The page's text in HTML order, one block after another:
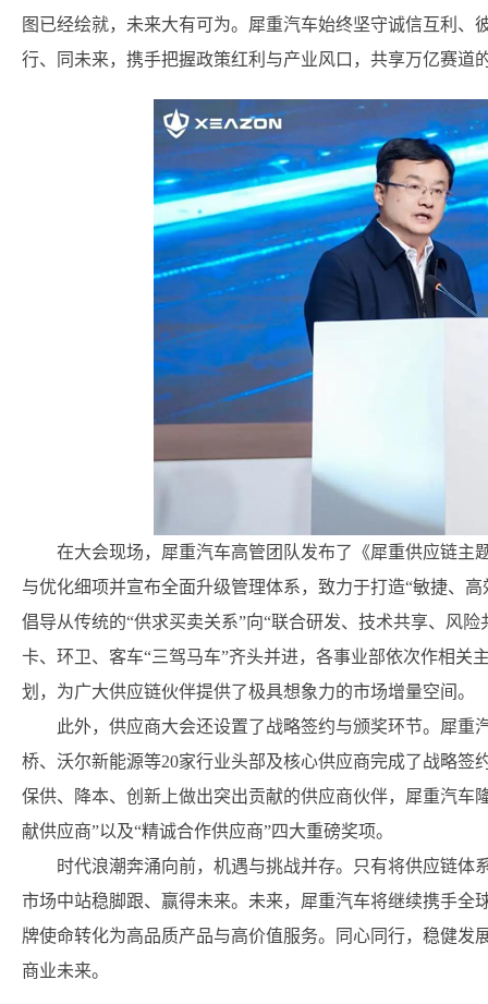
图已经绘就，未来大有可为。犀重汽车始终坚守诚信互利
行、同未来，携手把握政策红利与产业风口，共享万亿赛道
在大会现场，犀重汽车高管团队发布了《犀重供应链主
与优化细项并宣布全面升级管理体系，致力于打造“敏捷、
倡导从传统的“供求买卖关系”向“联合研发、技术共享、风
卡、环卫、客车“三驾马车”齐头并进，各事业部依次作相关
划，为广大供应链伙伴提供了极具想象力的市场增量空间。
此外，供应商大会还设置了战略签约与颁奖环节。犀
桥、沃尔新能源等20家行业头部及核心供应商完成了战略签
保供、降本、创新上做出突出贡献的供应商伙伴，犀重汽车
献供应商”以及“精诚合作供应商”四大重磅奖项。
时代浪潮奔涌向前，机遇与挑战并存。只有将供应链
市场中站稳脚跟、赢得未来。未来，犀重汽车将继续携手全
牌使命转化为高品质产品与高价值服务。同心同行，稳健
商业未来。